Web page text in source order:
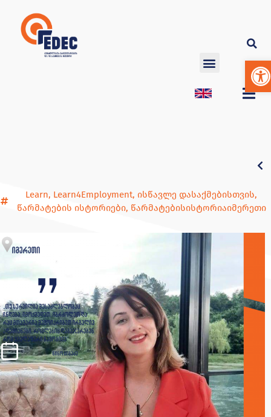
Learn, Learn4Employment, ისწავლე დასაქმებისთვის,
წარმატების ისტორიები, წარმატებისისტორიაიმერეთი